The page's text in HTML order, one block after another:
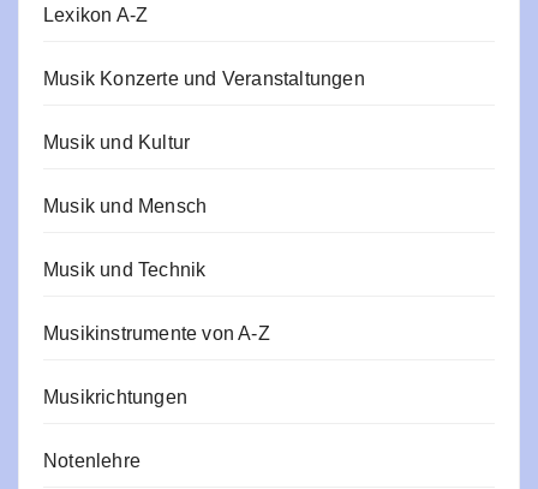
Lexikon A-Z
Musik Konzerte und Veranstaltungen
Musik und Kultur
Musik und Mensch
Musik und Technik
Musikinstrumente von A-Z
Musikrichtungen
Notenlehre